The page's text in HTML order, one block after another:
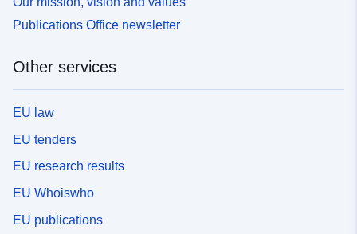
Publications Office newsletter
Other services
EU law
EU tenders
EU research results
EU Whoiswho
EU publications